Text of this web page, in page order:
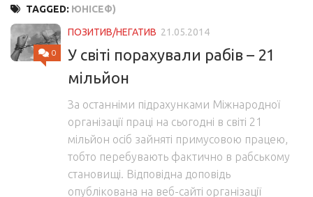
TAGGED: ЮНІСЕФ)
0
ПОЗИТИВ/НЕГАТИВ 21.05.2014
У світі порахували рабів – 21
мільйон
За останніми підрахунками Міжнародної
організації праці на сьогодні в світі 21
мільйон осіб зайняті примусовою працею,
тобто перебувають фактично в рабському
становищі. Відповідна доповідь
опублікована на веб-сайті організації